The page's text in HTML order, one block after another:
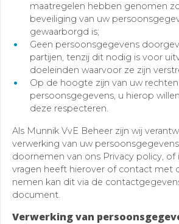
maatregelen hebben genomen
beveiliging van uw
gewaarborgd is;
Geen persoonsgegevens
partijen, tenzij dit nodig is voor
doeleinden waarvoor ze zijn
Op de hoogte zijn van uw
persoonsgegevens, u hierop
deze respecteren.
Als Munnik VvE Beheer zijn wij
verwerking van uw
doornemen van ons Privacy policy, of
vragen heeft hierover of contact met
nemen kan dit via de
document.
Verwerking van